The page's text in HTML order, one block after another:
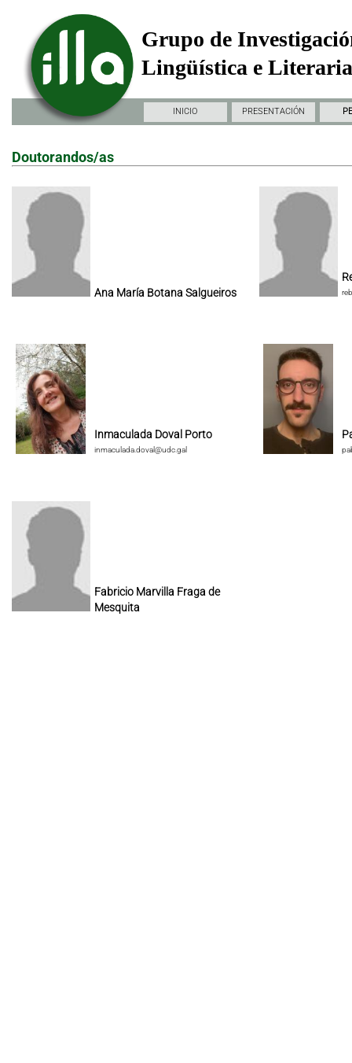
Grupo de
Lingüística e
INICIO PRESENTACIÓN
Doutorandos/as
Ana María Botana Salgueiros
Inmaculada Doval Porto
inmaculada.doval@udc.gal
Fabricio Marvilla Fraga de
Mesquita